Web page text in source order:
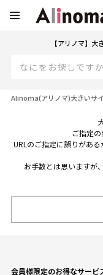
【アリノマ】
Alinoma(アリノマ)大きいサ
ご指定
URLのご指定に誤りがあ
お手数とは思いますが
会員様限定のお得なサービ